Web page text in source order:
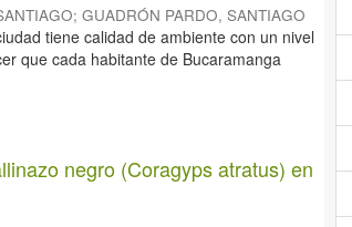
; GUADRÓN PARDO, SANTIAGO
tiene calidad de ambiente con un nivel
que cada habitante de Bucaramanga
negro (Coragyps atratus) en